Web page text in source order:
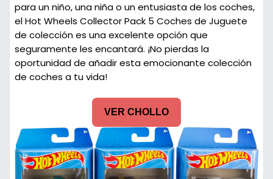
para un niño, una niña o un entusiasta de los coches,
el Hot Wheels Collector Pack 5 Coches de Juguete
de colección es una excelente opción que
seguramente les encantará. ¡No pierdas la
oportunidad de añadir esta emocionante colección
de coches a tu vida!
VER CHOLLO